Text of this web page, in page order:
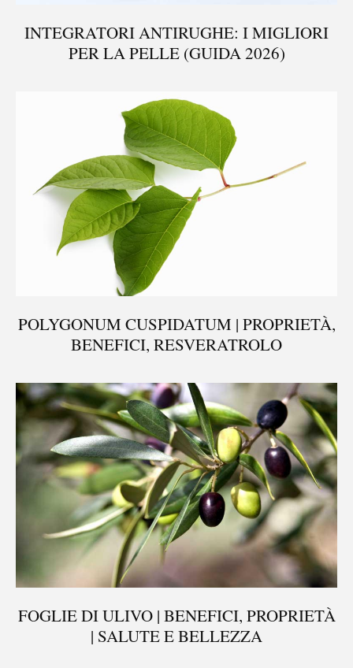
INTEGRATORI ANTIRUGHE: I MIGLIORI
PER LA PELLE (GUIDA 2026)
POLYGONUM CUSPIDATUM | PROPRIETÀ,
BENEFICI, RESVERATROLO
FOGLIE DI ULIVO | BENEFICI, PROPRIETÀ
| SALUTE E BELLEZZA
X115® -